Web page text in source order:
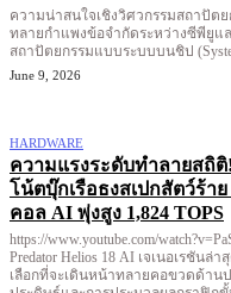
ความน่าสนใจเชิงวิศวกรรมสถาปัต
ทลายกำแพงข้อจำกัดระหว่างซีพียูแ
สถาปัตยกรรมแบบระบบบนชิป
June 9, 2026
HARDWARE
ความแรงระดับทำลายสถิติ!
โน้ตบุ๊กเรือธงสเปกสัตว์ร้า
คอล AI พุ่งสูง 1,824 TOPS
https://www.youtube.com/watch?v=PaSml2IB5-I ไลน์อัปคอมพิวเตอร์พ
Predator Helios 18 AI เจเนอเรชัน
เลือกที่จะเดินหน้าทลายคอขวดด้าน